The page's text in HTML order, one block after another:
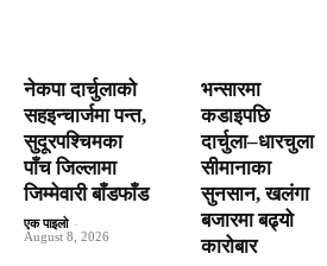
नेकपा दार्चुलाको
सहइन्चार्जमा पन्त,
सुदूरपश्चिमका
पाँच जिल्लामा
जिम्मेवारी बाँडफाँड
एक पाइलो -
August 8, 2026
भन्सारमा
कडाइपछि
दार्चुला–धारचुला
सीमानाका
सुनसान, खलंगा
बजारमा बढ्यो
कारोबार